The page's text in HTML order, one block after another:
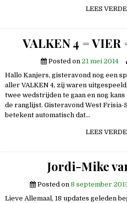
LEES
VALKEN 4 =
Posted on 21 mei 2014
Hallo Kanjers, gisteravond nog een
aller VALKEN 4, zij waren
twee wedstrijden te gaan en nog
de ranglijst. Gisteravond West Frisia-
betekent automatisch dat…
LEES
Jordi-Mike
Posted on 8 september
Lieve Allemaal, 18 updates geleden